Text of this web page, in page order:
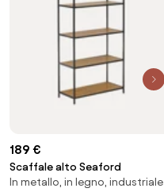
189 €
Scaffale alto Seaford
In metallo, in legno, industriale